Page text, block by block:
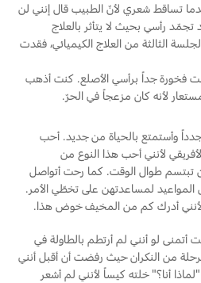
تساقط شعري لأنّ الطبيب قال إنني لن
تجمّد رأسي بحيث لا يتأثر بالعلاج
الثالثة من العلاج الكيميائي، فقدت
فخورة جداً برأسي الأصلع. كنت أذهب
لأنه كان مزعجاً في الحرّ.
وأستمتع بالحياة من جديد. أحب
لأنني أحب هذا النوع من
أن تبتسم طوال الوقت. كما رحت أتواصل
المواعيد لمساعدتهن على تخطّي الأمر.
لأنني أدرك كم من المخيف خوض هذا.
أتمنى لو أنني لم أرتطم بالطاولة في
من النكران حيث رفضت أن أقبل أنني
أنا؟" خلته كيساً لأنني لم أشعر